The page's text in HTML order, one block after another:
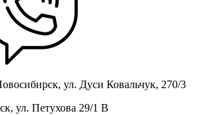
ул. Дуси Ковальчук, 270/3
ул. Петухова 29/1 В